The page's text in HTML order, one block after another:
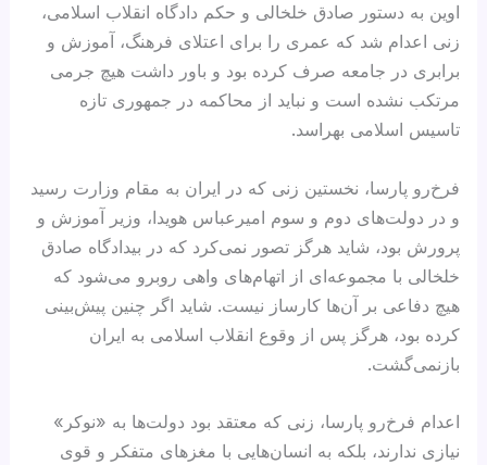
اوین به دستور صادق خلخالی و حکم دادگاه انقلاب اسلامی،
زنی اعدام شد که عمری را برای اعتلای فرهنگ، آموزش و
برابری در جامعه صرف کرده بود و باور داشت هیچ جرمی
مرتکب نشده است و نباید از محاکمه در جمهوری تازه
تاسیس اسلامی بهراسد.
فرخ‌رو پارسا، نخستین زنی که در ایران به مقام وزارت رسید
و در دولت‌های دوم و سوم امیرعباس هویدا، وزیر آموزش‌ و
پرورش بود، شاید هرگز تصور نمی‌کرد که در بیدادگاه صادق
خلخالی با مجموعه‌ای از اتهام‌های واهی روبرو می‌شود که
هیچ دفاعی بر آن‌ها کارساز نیست. شاید اگر چنین پیش‌بینی
کرده بود، هرگز پس از وقوع انقلاب اسلامی به ایران
بازنمی‌گشت.
اعدام فرخ‌رو پارسا، زنی که معتقد بود دولت‌ها به «نوکر»
نیازی ندارند، بلکه به انسان‌هایی با مغزهای متفکر و قوی